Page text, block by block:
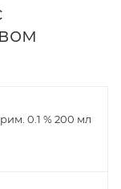
0.1 % 200 мл